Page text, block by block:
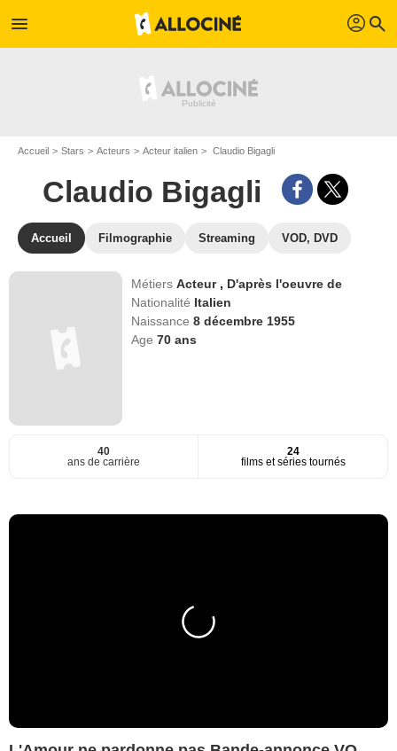
menu profil search
Accueil Stars Acteurs Acteur italien Claudio Bigagli
Claudio Bigagli
Accueil Filmographie Streaming VOD, DVD
MétiersActeur , D'après l'oeuvre de
Nationalité Italien
Naissance8 décembre 1955
Age70 ans
40
ans de carrière
24
films et séries tournés